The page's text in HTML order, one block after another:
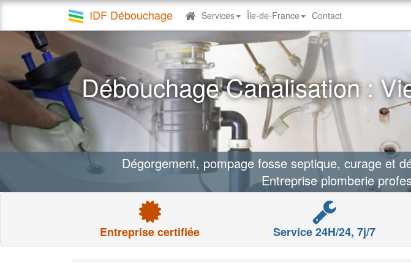
IDF Débouchage Debouchage
Services Île-de-France Contact
Débouchage Canalisation :
Dégorgement, pompage fosse septique, curage et
Entreprise plomberie
Entreprise certifiée Service 24H/24, 7j/7